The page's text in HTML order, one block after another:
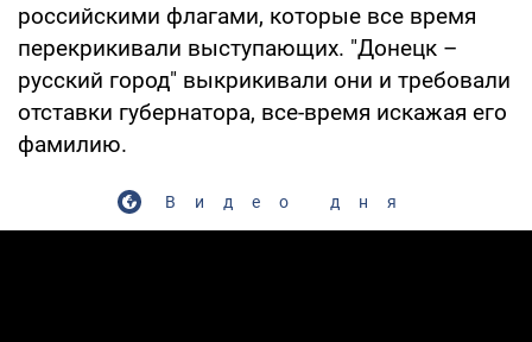
российскими флагами, которые все время
перекрикивали выступающих. "Донецк –
русский город" выкрикивали они и требовали
отставки губернатора, все-время искажая его
фамилию.
Видео дня